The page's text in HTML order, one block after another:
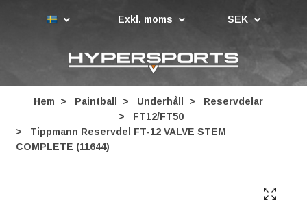
Exkl. moms SEK
Hem Paintball Underhåll
Reservdelar
FT12/FT50
Tippmann Reservdel FT-12 VALVE STEM
COMPLETE (11644)